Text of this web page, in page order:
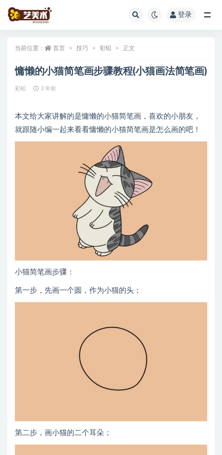
登录
当前位置： 首页 技巧 彩铅 正文
慵懒的小猫简笔画步骤教程(小猫画法简笔画)
彩铅 3 年前
本文给大家讲解的是慵懒的小猫简笔画，喜欢的小朋友，
就跟随小编一起来看看慵懒的小猫简笔画是怎么画的吧！
小猫简笔画步骤：
第一步，先画一个圆，作为小猫的头；
第二步，画小猫的二个耳朵；